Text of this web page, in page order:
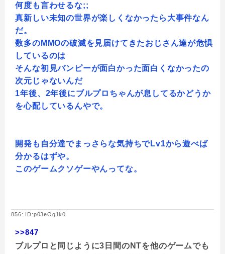
何度も言わせるな;;
真新しい未知の世界が楽しくなかったら大事件なん
だ。
数多のMMOの破滅を見届けてきたおじさん達が危惧
しているのは
そんな初見バンピーが面白かった面白くなかったの
次元じゃないんだ
1年後、2年後にブルプロちゃんが息してるかどうか
を心配しているんやで。
開発も自分達でまっさらな気持ちでLv1から遊べば
分かるはずや。
このゲームクソゲーやんってな。
856: ID:p03eOg1k0
>>847
ブルプロと同じように3日間のNTを他のゲームでも